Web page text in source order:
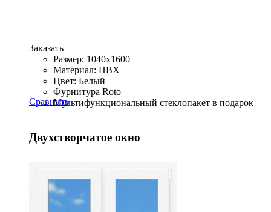
Заказать
Размер: 1040x1600
Материал: ПВХ
Цвет: Белый
Фурнитура Roto
Мультифункциональный стеклопакет в подарок
Сравнить
Двухстворчатое окно